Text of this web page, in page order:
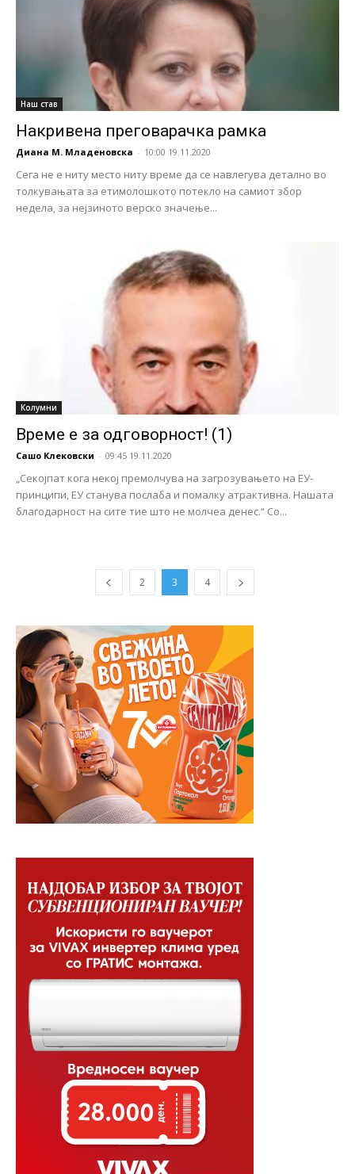
Наш став
Накривена преговарачка рамка
Диана М. Младеновска - 10:00 19.11.2020
Сега не е ниту место ниту време да се навлегува детално во
толкувањата за етимолошкото потекло на самиот збор
недела, за нејзиното верско значење...
Колумни
Време е за одговорност! (1)
Сашо Клековски - 09:45 19.11.2020
„Секојпат кога некој премолчува на загрозувањето на ЕУ-
принципи, ЕУ станува послаба и помалку атрактивна. Нашата
благодарност на сите тие што не молчеа денес.“ Со...
2 3 4